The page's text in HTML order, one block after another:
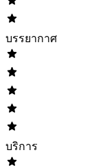
บรรยากาศ
บริการ